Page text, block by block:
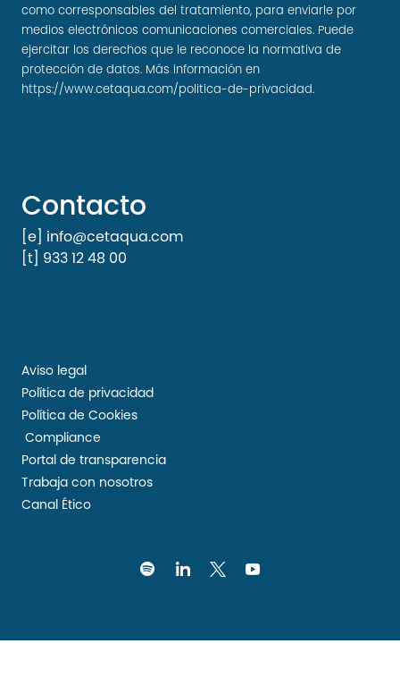
como corresponsables del tratamiento, para enviarle por
medios electrónicos comunicaciones comerciales. Puede
ejercitar los derechos que le reconoce la normativa de
protección de datos. Más información en
https://www.cetaqua.com/politica-de-privacidad.
Contacto
[e] info@cetaqua.com
[t] 933 12 48 00
Aviso legal
Política de privacidad
Política de Cookies
Compliance
Portal de transparencia
Trabaja con nosotros
Canal Ético